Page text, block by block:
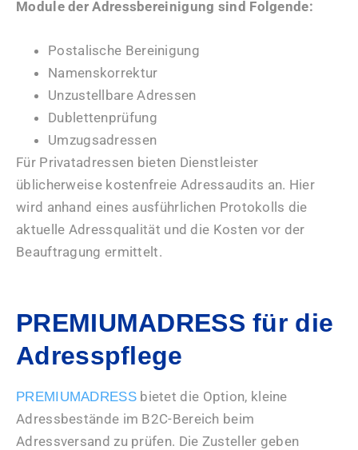
Module der Adressbereinigung sind Folgende:
Postalische Bereinigung
Namenskorrektur
Unzustellbare Adressen
Dublettenprüfung
Umzugsadressen
Für Privatadressen bieten Dienstleister
üblicherweise kostenfreie Adressaudits an. Hier
wird anhand eines ausführlichen Protokolls die
aktuelle Adressqualität und die Kosten vor der
Beauftragung ermittelt.
PREMIUMADRESS für die
Adresspflege
PREMIUMADRESSbietet die Option, kleine
Adressbestände im B2C-Bereich beim
Adressversand zu prüfen. Die Zusteller geben